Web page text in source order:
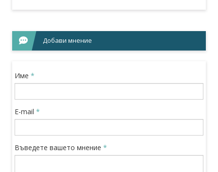
Добави мнение
Име *
E-mail *
Въведете вашето мнение *